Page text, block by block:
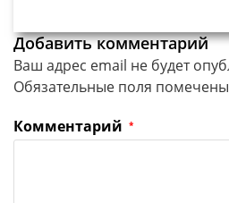
Добавить комментарий
Ваш адрес email не будет
Обязательные поля помечены
Комментарий *